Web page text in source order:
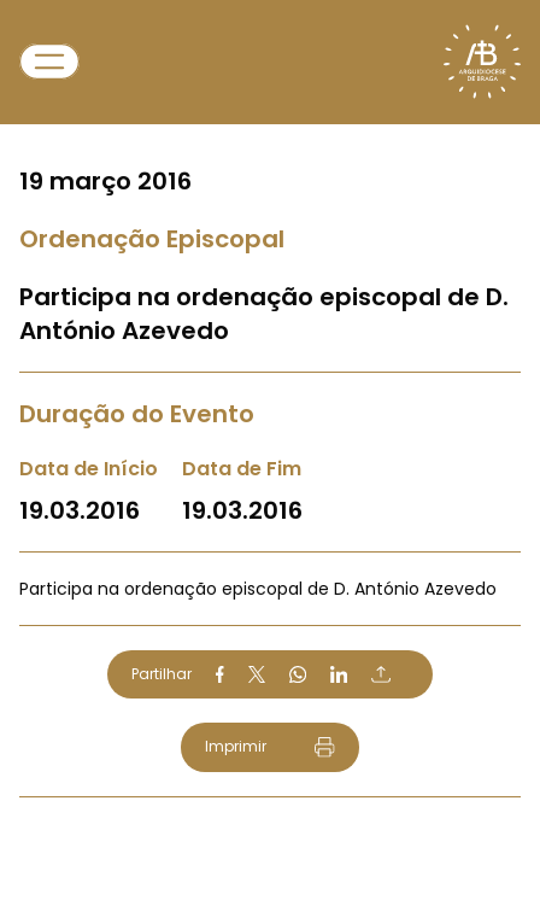
19 março 2016
Ordenação Episcopal
Participa na ordenação episcopal de D.
António Azevedo
Duração do Evento
Data de Início
19.03.2016
Data de Fim
19.03.2016
Participa na ordenação episcopal de D. António Azevedo
Partilhar
Imprimir